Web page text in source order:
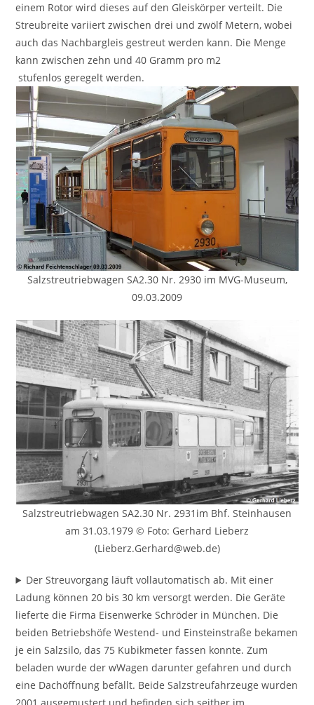
einem Rotor wird dieses auf den Gleiskörper verteilt. Die
Streubreite variiert zwischen drei und zwölf Metern, wobei
auch das Nachbargleis gestreut werden kann. Die Menge
kann zwischen zehn und 40 Gramm pro m2
stufenlos geregelt werden.
Salzstreutriebwagen SA2.30 Nr. 2930 im MVG-Museum,
09.03.2009
Salzstreutriebwagen SA2.30 Nr. 2931im Bhf. Steinhausen
am 31.03.1979 © Foto: Gerhard Lieberz
(Lieberz.Gerhard@web.de)
Der Streuvorgang läuft vollautomatisch ab. Mit einer
Ladung können 20 bis 30 km versorgt werden. Die Geräte
lieferte die Firma Eisenwerke Schröder in München. Die
beiden Betriebshöfe Westend- und Einsteinstraße bekamen
je ein Salzsilo, das 75 Kubikmeter fassen konnte. Zum
beladen wurde der wWagen darunter gefahren und durch
eine Dachöffnung befällt. Beide Salzstreufahrzeuge wurden